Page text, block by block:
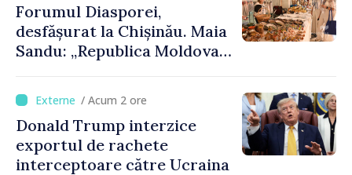
Forumul Diasporei,
desfășurat la Chișinău. Maia
Sandu: „Republica Moldova
iar diaspora poate juca un
rol important în promovarea
și susținerea acestui
parcurs”
/ Acum 2 ore
Donald Trump interzice
exportul de rachete
interceptoare către Ucraina